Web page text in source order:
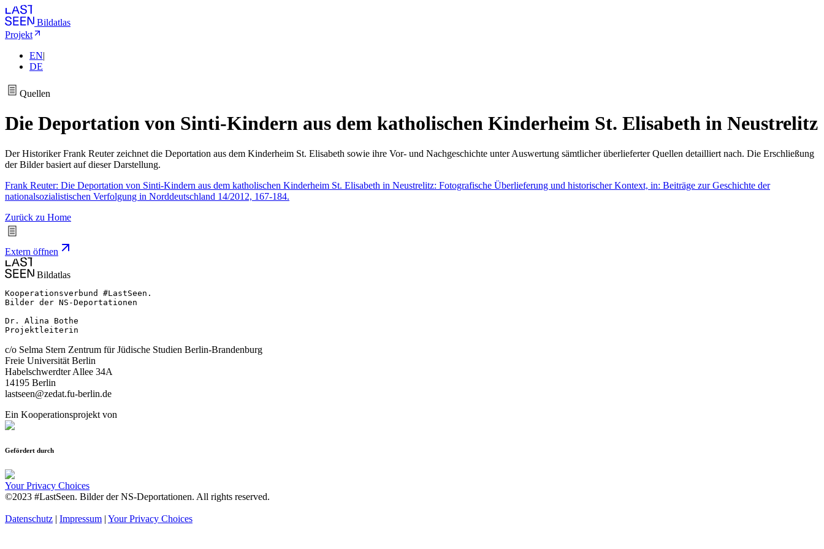
Bildatlas
Projekt
EN|
DE
Quellen
Die Deportation von Sinti-Kindern aus dem katholischen Kinderheim St. Elisabeth in Neustrelitz
Der Historiker Frank Reuter zeichnet die Deportation aus dem Kinderheim St. Elisabeth sowie ihre Vor- und Nachgeschichte unter Auswertung sämtlicher überlieferter Quellen detailliert nach. Die Erschließung
der Bilder basiert auf dieser Darstellung.
Frank Reuter: Die Deportation von Sinti-Kindern aus dem katholischen Kinderheim St. Elisabeth in Neustrelitz: Fotografische Überlieferung und historischer Kontext, in: Beiträge zur Geschichte der
nationalsozialistischen Verfolgung in Norddeutschland 14/2012, 167-184.
Zurück zu Home
Extern öffnen
Bildatlas
Kooperationsverbund #LastSeen.
Bilder der NS-Deportationen
Dr. Alina Bothe
Projektleiterin
c/o Selma Stern Zentrum für Jüdische Studien Berlin-Brandenburg
Freie Universität Berlin
Habelschwerdter Allee 34A
14195 Berlin
lastseen@zedat.fu-berlin.de
Ein Kooperationsprojekt von
Gefördert durch
Your Privacy Choices
©2023 #LastSeen. Bilder der NS-Deportationen. All rights reserved.
Datenschutz | Impressum | Your Privacy Choices